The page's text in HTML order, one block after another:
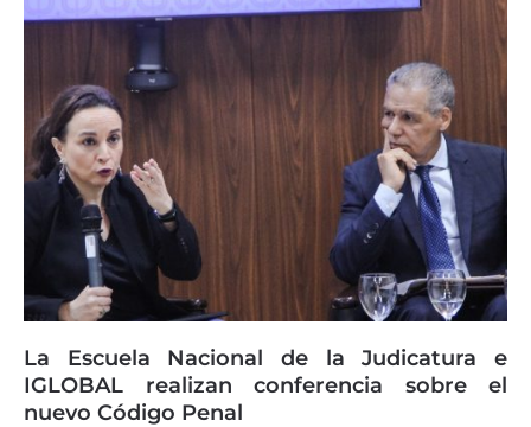
La Escuela Nacional de la Judicatura e
IGLOBAL realizan conferencia sobre el
nuevo Código Penal